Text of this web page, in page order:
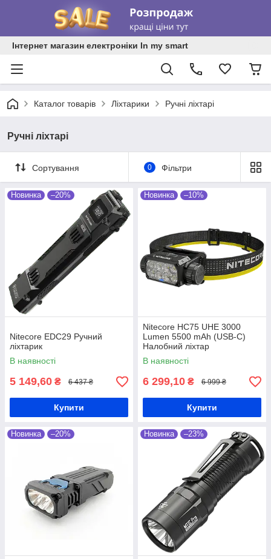
Інтернет магазин електроніки In my smart
Каталог товарів Ліхтарики Ручні ліхтарі
Ручні ліхтарі
Сортування 0 Фільтри
Новинка –20%
Nitecore EDC29 Ручний
ліхтарик
В наявності
5 149,60 ₴ 6 437 ₴
Купити
Новинка –10%
Nitecore HC75 UHE 3000
Lumen 5500 mAh (USB-C)
Налобний ліхтар
В наявності
6 299,10 ₴ 6 999 ₴
Купити
Новинка –20% Новинка –23%